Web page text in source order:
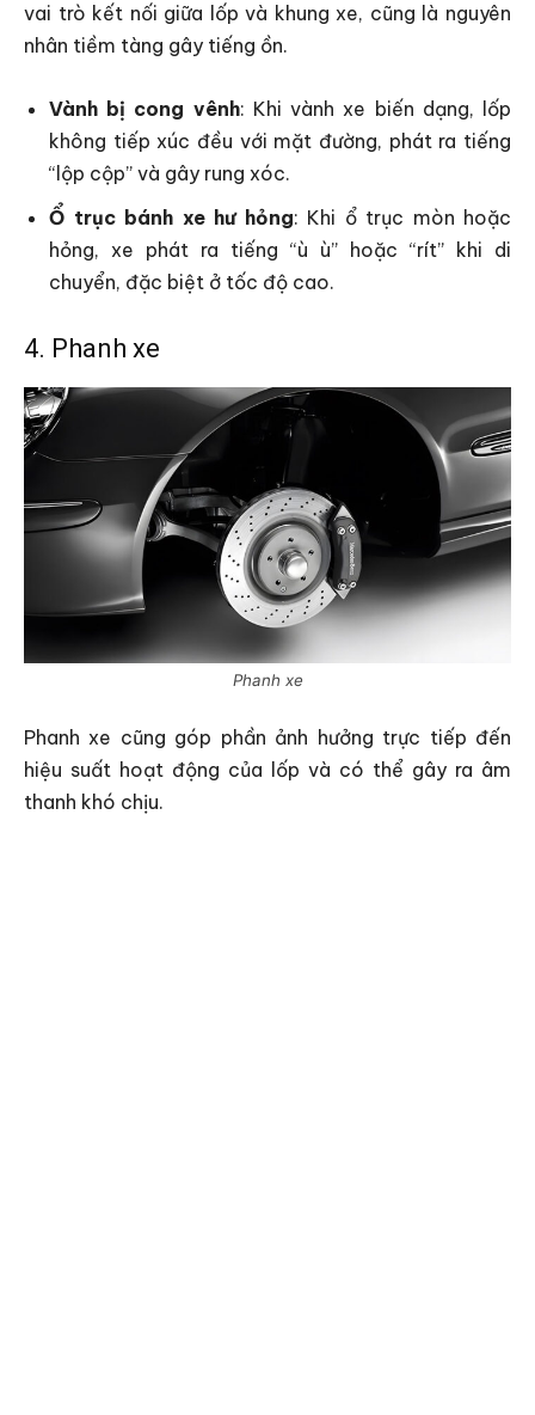
vai trò kết nối giữa lốp và khung xe, cũng là nguyên
nhân tiềm tàng gây tiếng ồn.
Vành bị cong vênh: Khi vành xe biến dạng, lốp
không tiếp xúc đều với mặt đường, phát ra tiếng
“lộp cộp” và gây rung xóc.
Ổ trục bánh xe hư hỏng: Khi ổ trục mòn hoặc
hỏng, xe phát ra tiếng “ù ù” hoặc “rít” khi di
chuyển, đặc biệt ở tốc độ cao.
4. Phanh xe
Phanh xe
Phanh xe cũng góp phần ảnh hưởng trực tiếp đến
hiệu suất hoạt động của lốp và có thể gây ra âm
thanh khó chịu.